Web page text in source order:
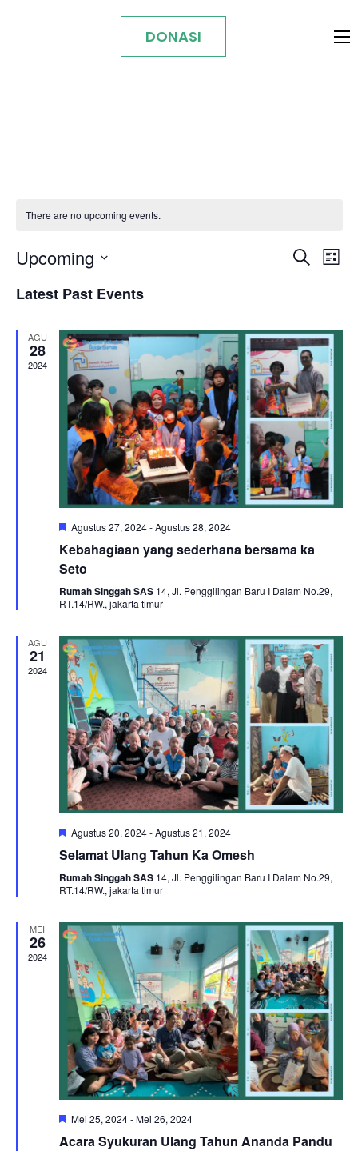
DONASI
There are no upcoming events.
Events
Search
Search
List
Upcoming
date.
Latest Past Events
AGU
28
2024
Featured
Agustus 27, 2024-Agustus 28, 2024
Kebahagiaan yang sederhana bersama ka
Seto
Rumah Singgah SAS 14, Jl. Penggilingan Baru I Dalam No.29,
RT.14/RW., jakarta timur
AGU
21
2024
Featured
Agustus 20, 2024-Agustus 21, 2024
Selamat Ulang Tahun Ka Omesh
Rumah Singgah SAS 14, Jl. Penggilingan Baru I Dalam No.29,
RT.14/RW., jakarta timur
MEI
26
2024
Featured
Mei 25, 2024-Mei 26, 2024
Acara Syukuran Ulang Tahun Ananda Pandu